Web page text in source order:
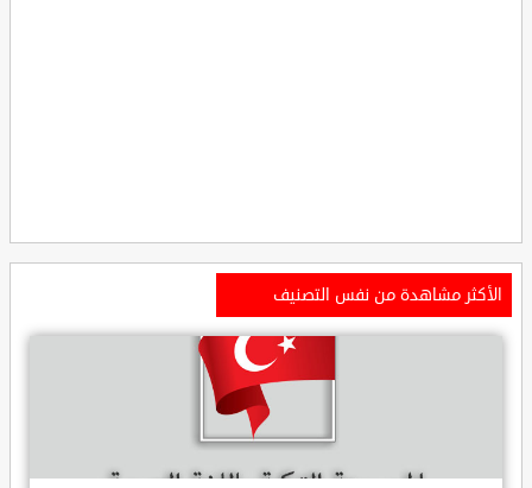
الأكثر مشاهدة من نفس التصنيف